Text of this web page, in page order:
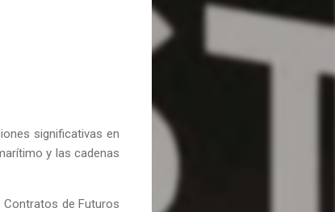
significativas en
y las cadenas
Contratos de Futuros